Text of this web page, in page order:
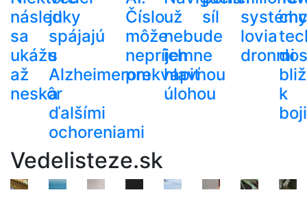
následky
sa
ukážu
až
neskôr
ju
spájajú
s
Alzheimerom
a
ďalšími
ochoreniami
Číslo
môže
nepríjemne
prekvapiť
už
nebude
ich
hlavnou
úlohou
síl
systémy
lovia
dronmi
k
Vedelisteze.sk